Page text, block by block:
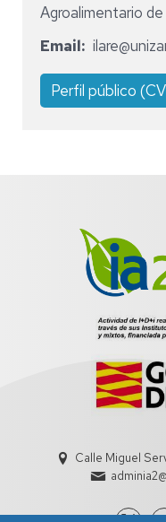
Agroalimentario
Email
Perfil público
Calle Miguel